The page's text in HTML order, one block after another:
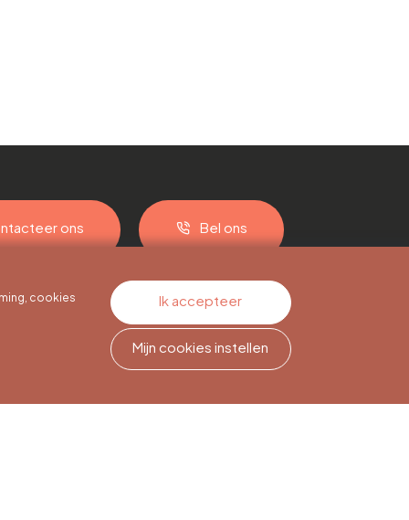
ons Bel ons
Nieuwsbriefabonnement
cookies
Ik accepteer
Mijn cookies instellen